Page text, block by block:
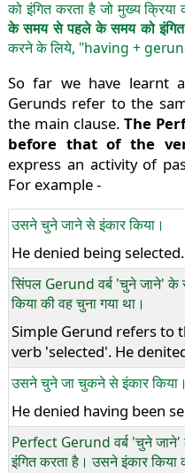
को इंगित करता है जो मुख्य क्रिया
के समय से पहले के समय को इंगित
करने के लिये, "having +
So far we have learnt
Gerunds refer to the
the main clause. The
before that of the
express an activity of
For example -
उसने चुने जाने से इंकार किया।
He denied being selected.
सिंपल Gerund वर्ब 'चुने जाने' के
किया की वह चुना गया था।
Simple Gerund refers to
verb 'selected'. He
उसने चुने जा चुकने से इंकार किया।
He denied having been
Perfect Gerund वर्ब 'चुने
इंगित करता है। उसने इंकार किया